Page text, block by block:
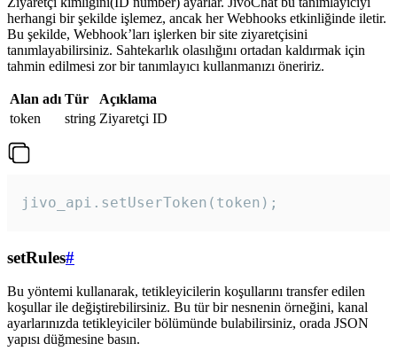
herhangi bir şekilde işlemez, ancak her Webhooks etkinliğinde iletir.
Bu şekilde, Webhook’ları işlerken bir site ziyaretçisini
tanımlayabilirsiniz. Sahtekarlık olasılığını ortadan kaldırmak için
tahmin edilmesi zor bir tanımlayıcı kullanmanızı öneririz.
Alan adı Tür
Açıklama
token
string Ziyaretçi ID
jivo_api.setUserToken(token);
setRules#
Bu yöntemi kullanarak, tetikleyicilerin koşullarını transfer edilen
koşullar ile değiştirebilirsiniz. Bu tür bir nesnenin örneğini, kanal
ayarlarınızda tetikleyiciler bölümünde bulabilirsiniz, orada JSON
yapısı düğmesine basın.